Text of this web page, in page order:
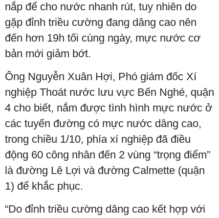
nắp để cho nước nhanh rút, tuy nhiên do
gặp đỉnh triều cường đang dâng cao nên
đến hơn 19h tối cùng ngày, mực nước cơ
bản mới giảm bớt.
Ông Nguyễn Xuân Hợi, Phó giám đốc Xí
nghiệp Thoát nước lưu vực Bến Nghé, quận
4 cho biết, nắm được tình hình mực nước ở
các tuyến đường có mực nước dâng cao,
trong chiều 1/10, phía xí nghiệp đã điều
động 60 công nhân đến 2 vùng “trọng điểm”
là đường Lê Lợi và đường Calmette (quận
1) để khắc phục.
“Do đỉnh triều cường dâng cao kết hợp với